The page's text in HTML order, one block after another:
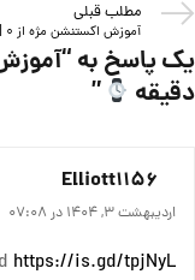
مطلب قبلی
یک پاسخ به
دقیقه
”
Elliott1156
اردیبهشت 3, 1404 در 07:08
https://is.gd/tpjNyL